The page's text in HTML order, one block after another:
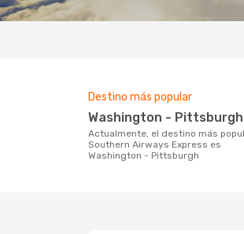
Destino más popular
Washington - Pittsburgh
Actualmente, el destino más popular de
Southern Airways Express es
Washington - Pittsburgh